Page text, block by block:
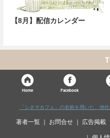
【8月】配信カレンダー
Home Facebook
「シネマカフェ」の名称を用いた、他
著者一覧 お問合せ 広告掲載